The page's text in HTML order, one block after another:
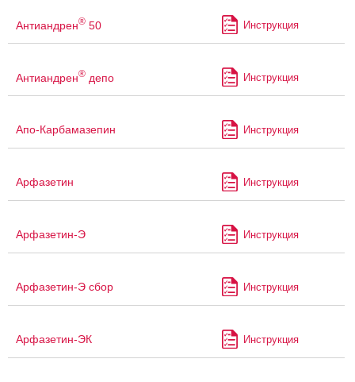
Антиандрен® 50 Инструкция
Антиандрен® депо Инструкция
Апо-Карбамазепин Инструкция
Арфазетин Инструкция
Арфазетин-Э Инструкция
Арфазетин-Э сбор Инструкция
Арфазетин-ЭК Инструкция